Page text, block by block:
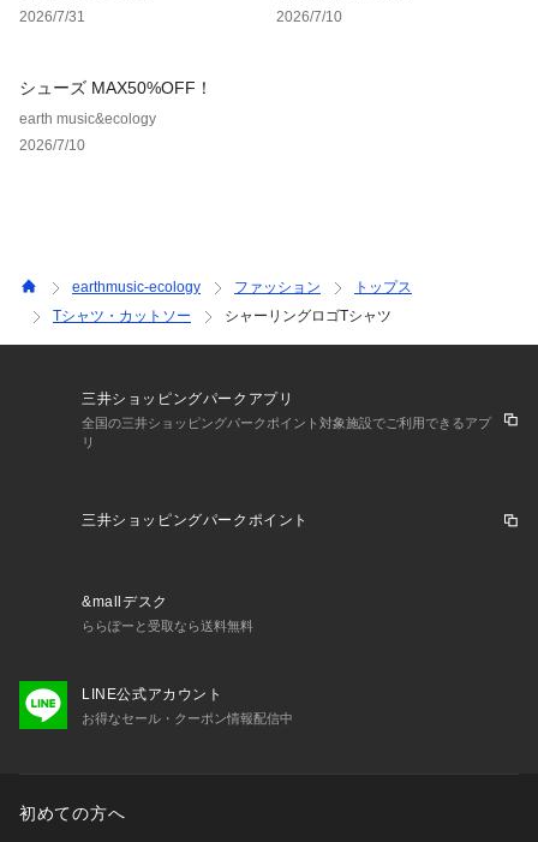
2026/7/31
2026/7/10
シューズ MAX50%OFF！
earth music&ecology
2026/7/10
earthmusic-ecology ファッション
トップス
Tシャツ・カットソー
シャーリングロゴTシャツ
三井ショッピングパークアプリ
全国の三井ショッピングパークポイント対象施設でご利用できるアプ
リ
三井ショッピングパークポイント
&mallデスク
ららぽーと受取なら送料無料
LINE公式アカウント
お得なセール・クーポン情報配信中
初めての方へ